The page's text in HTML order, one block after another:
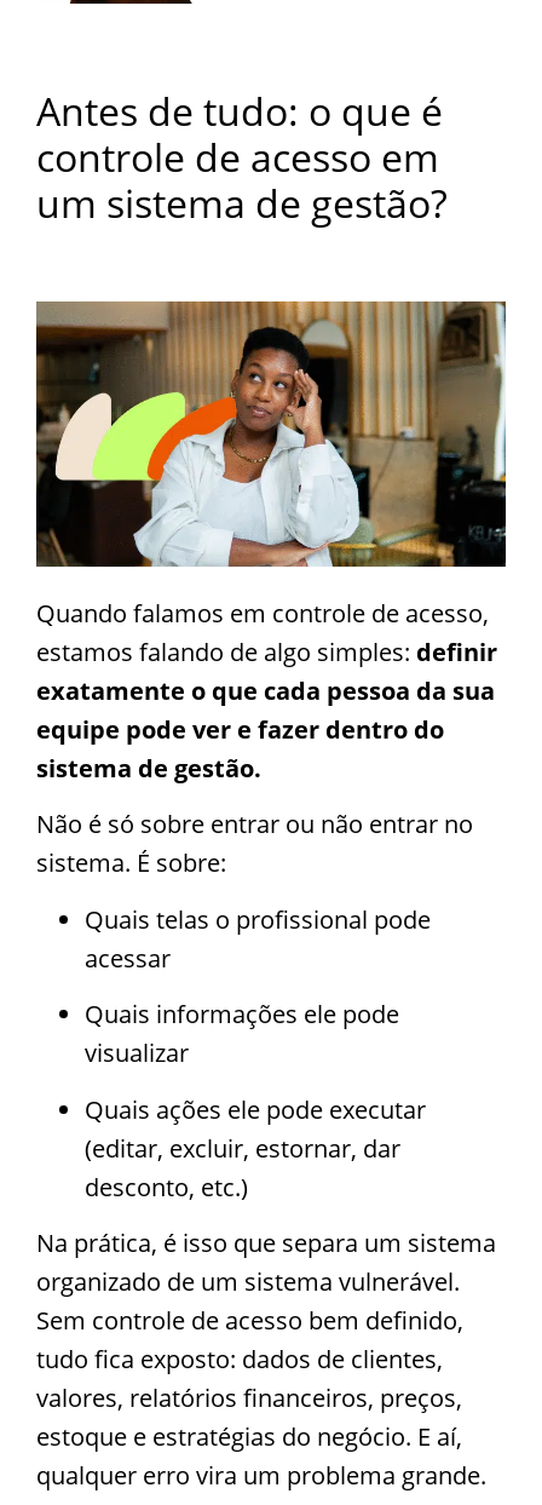
Antes de tudo: o que é
controle de acesso em
um sistema de gestão?
Quando falamos em controle de acesso,
estamos falando de algo simples: definir
exatamente o que cada pessoa da sua
equipe pode ver e fazer dentro do
sistema de gestão.
Não é só sobre entrar ou não entrar no
sistema. É sobre:
Quais telas o profissional pode
acessar
Quais informações ele pode
visualizar
Quais ações ele pode executar
(editar, excluir, estornar, dar
desconto, etc.)
Na prática, é isso que separa um sistema
organizado de um sistema vulnerável.
Sem controle de acesso bem definido,
tudo fica exposto: dados de clientes,
valores, relatórios financeiros, preços,
estoque e estratégias do negócio. E aí,
qualquer erro vira um problema grande.